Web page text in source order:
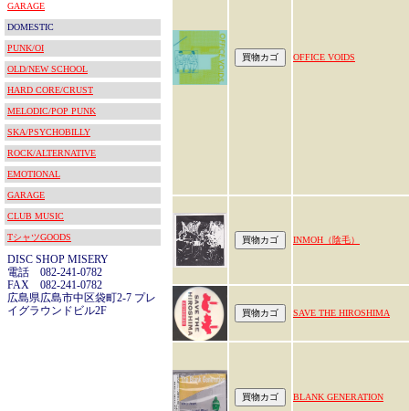
GARAGE
DOMESTIC
PUNK/OI
OLD/NEW SCHOOL
HARD CORE/CRUST
MELODIC/POP PUNK
SKA/PSYCHOBILLY
ROCK/ALTERNATIVE
EMOTIONAL
GARAGE
CLUB MUSIC
TシャツGOODS
DISC SHOP MISERY
電話 082-241-0782
FAX 082-241-0782
広島県広島市中区袋町2-7 プレ
イグラウンドビル2F
OFFICE VOIDS
INMOH（陰毛）
SAVE THE HIROSHIMA
BLANK GENERATION